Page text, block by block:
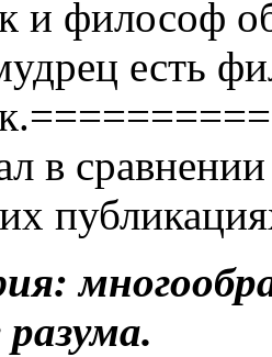
и философ
есть
в